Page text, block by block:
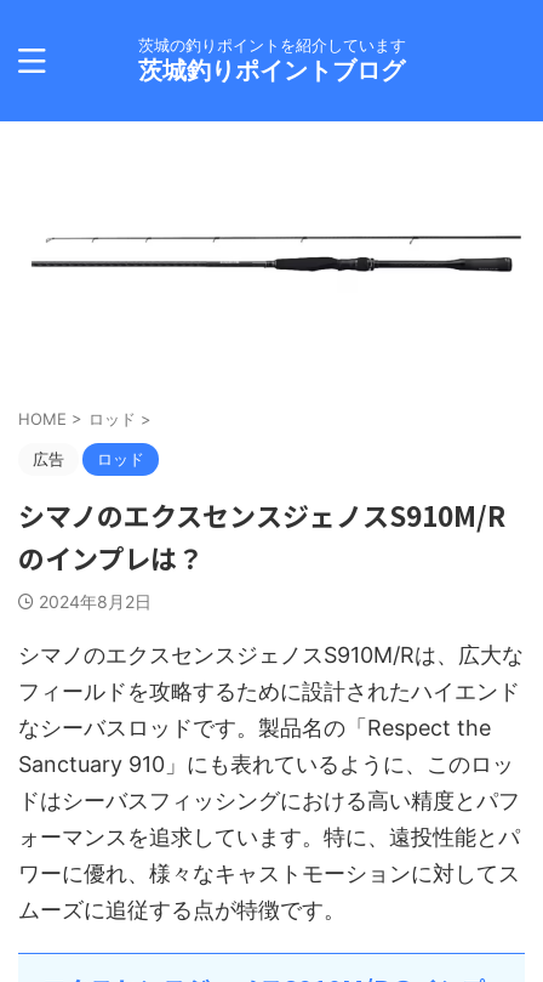
茨城の釣りポイントを紹介しています
茨城釣りポイントブログ
HOME > ロッド >
広告 ロッド
シマノのエクスセンスジェノスS910M/R
のインプレは？
2024年8月2日
シマノのエクスセンスジェノスS910M/Rは、広大な
フィールドを攻略するために設計されたハイエンド
なシーバスロッドです。製品名の「Respect the
Sanctuary 910」にも表れているように、このロッ
ドはシーバスフィッシングにおける高い精度とパフ
ォーマンスを追求しています。特に、遠投性能とパ
ワーに優れ、様々なキャストモーションに対してス
ムーズに追従する点が特徴です。